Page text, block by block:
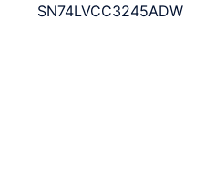
SN74LVCC3245ADW